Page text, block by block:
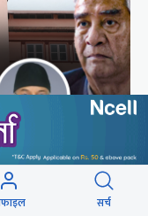
सुनुवाइ ?
सर्च